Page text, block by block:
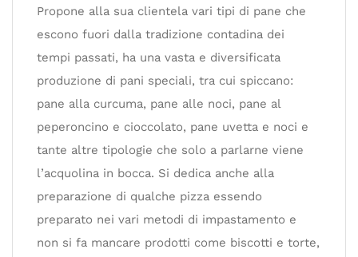
Propone alla sua clientela vari tipi di pane che
escono fuori dalla tradizione contadina dei
tempi passati, ha una vasta e diversificata
produzione di pani speciali, tra cui spiccano:
pane alla curcuma, pane alle noci, pane al
peperoncino e cioccolato, pane uvetta e noci e
tante altre tipologie che solo a parlarne viene
l’acquolina in bocca. Si dedica anche alla
preparazione di qualche pizza essendo
preparato nei vari metodi di impastamento e
non si fa mancare prodotti come biscotti e torte,